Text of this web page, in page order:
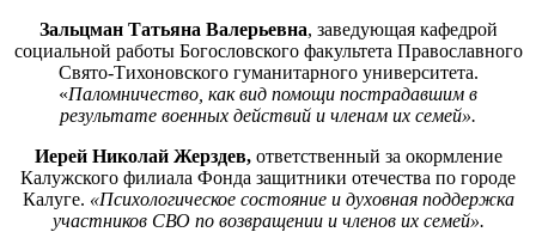
Зальцман Татьяна Валерьевна, заведующая кафедрой
социальной работы Богословского факультета Православного
Свято-Тихоновского гуманитарного университета.
«Паломничество, как вид помощи пострадавшим в
результате военных действий и членам их семей».
Иерей Николай Жерздев, ответственный за окормление
Калужского филиала Фонда защитники отечества по городе
Калуге. «Психологическое состояние и духовная поддержка
участников СВО по возвращении и членов их семей».